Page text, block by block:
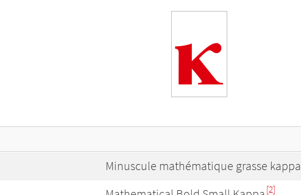
𝛋
Minuscule mathématique grasse kappa
[2]